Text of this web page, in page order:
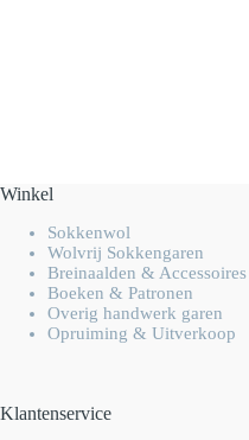
Winkel
Sokkenwol
Wolvrij Sokkengaren
Breinaalden & Accessoires
Boeken & Patronen
Overig handwerk garen
Opruiming & Uitverkoop
Klantenservice